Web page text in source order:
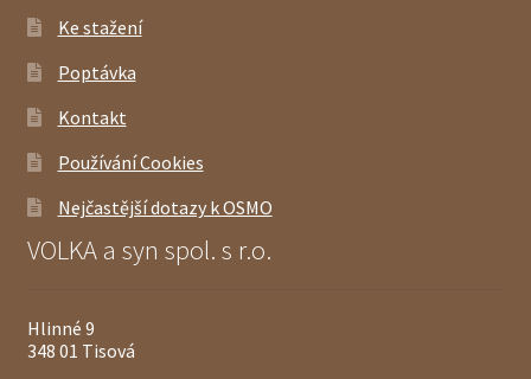
Ke stažení
Poptávka
Kontakt
Používání Cookies
Nejčastější dotazy k OSMO
VOLKA a syn spol. s r.o.
Hlinné 9
348 01 Tisová